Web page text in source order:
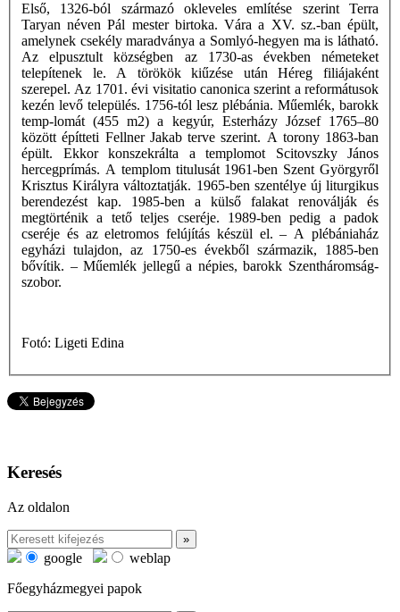
Első, 1326-ból származó okleveles említése szerint Terra
Taryan néven Pál mester birtoka. Vára a XV. sz.-ban épült,
amelynek csekély maradványa a Somlyó-hegyen ma is látható.
Az elpusztult községben az 1730-as években németeket
telepítenek le. A törökök kiűzése után Héreg filiájaként
szerepel. Az 1701. évi visitatio canonica szerint a reformátusok
kezén levő település. 1756-tól lesz plébánia. Műemlék, barokk
temp-lomát (455 m2) a kegyúr, Esterházy József 1765–80
között építteti Fellner Jakab terve szerint. A torony 1863-ban
épült. Ekkor konszekrálta a templomot Scitovszky János
hercegprímás. A templom titulusát 1961-ben Szent Györgyről
Krisztus Királyra változtatják. 1965-ben szentélye új liturgikus
berendezést kap. 1985-ben a külső falakat renoválják és
megtörténik a tető teljes cseréje. 1989-ben pedig a padok
cseréje és az eletromos felújítás készül el. – A plébániaház
egyházi tulajdon, az 1750-es évekből származik, 1885-ben
bővítik. – Műemlék jellegű a népies, barokk Szentháromság-
szobor.
Fotó: Ligeti Edina
Keresés
Az oldalon
google
weblap
Főegyházmegyei papok